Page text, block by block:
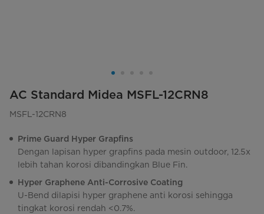
AC Standard Midea MSFL-12CRN8
MSFL-12CRN8
Prime Guard Hyper Grapfins
Dengan lapisan hyper grapfins pada mesin outdoor, 12.5x
lebih tahan korosi dibandingkan Blue Fin.
Hyper Graphene Anti-Corrosive Coating
U-Bend dilapisi hyper graphene anti korosi sehingga
tingkat korosi rendah <0.7%.